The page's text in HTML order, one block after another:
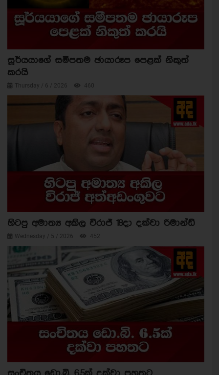
සූර්යයාගේ සමීපතම ඡායාරූප පෙළක් නිකුත්
කරයි
Thursday / 6 / 2026 460
හිටපු අමාත්‍ය අකිල විරාජ් 18දා දක්වා රිමාන්ඩ්
Wednesday / 5 / 2026 452